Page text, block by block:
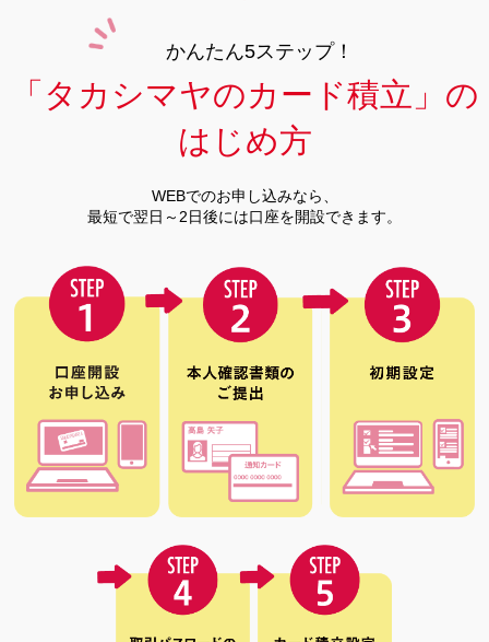
かんたん5ステップ！
「タカシマヤのカード積立」の
はじめ方
WEBでのお申し込みなら、
最短で翌日～2日後には口座を開設できます。